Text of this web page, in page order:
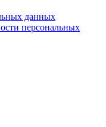
данных
персональных